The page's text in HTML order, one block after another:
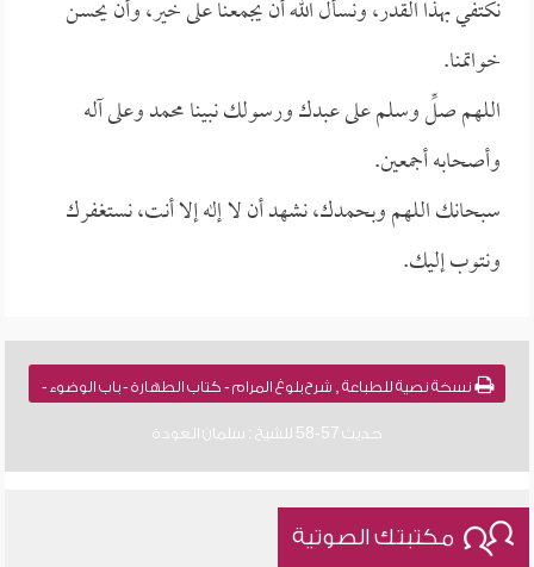
نكتفي بهذا القدر، ونسأل الله أن يجمعنا على خير، وأن يحسن
خواتمنا.
اللهم صلِّ وسلم على عبدك ورسولك نبينا محمد وعلى آله
وأصحابه أجمعين.
سبحانك اللهم وبحمدك، نشهد أن لا إله إلا أنت، نستغفرك
ونتوب إليك.
نسخة نصية للطباعة , شرح بلوغ المرام - كتاب الطهارة - باب الوضوء -
حديث 57-58 للشيخ : سلمان العودة
مكتبتك الصوتية